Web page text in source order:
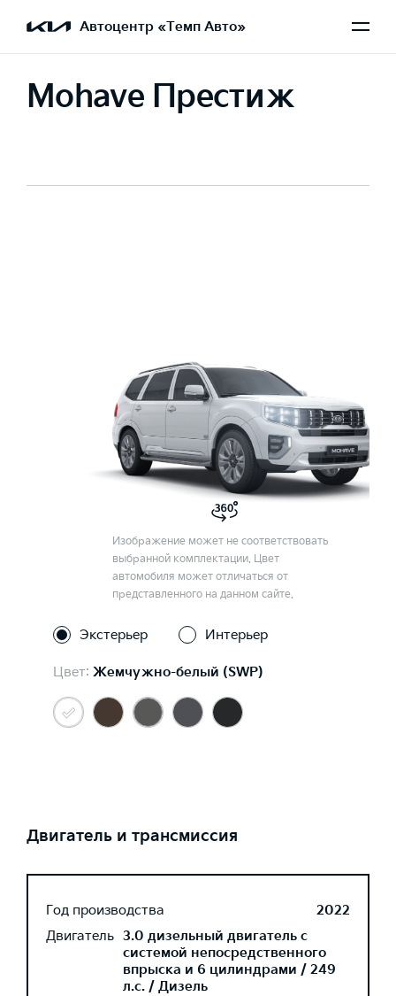
Автоцентр «Темп Авто»
Mohave Престиж
Изображение может не соответствовать
выбранной комплектации. Цвет
автомобиля может отличаться от
представленного на данном сайте.
Экстерьер Интерьер
Цвет: Жемчужно-белый (SWP)
Двигатель и трансмиссия
Год производства
2022
Двигатель 3.0 дизельный двигатель с
системой непосредственного
впрыска и 6 цилиндрами / 249
л.с. / Дизель